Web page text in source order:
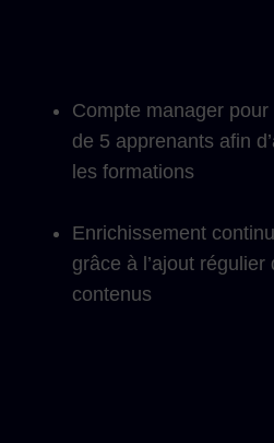
Compte manager
de 5 apprenants afin
les formations
Enrichissement
grâce à l’ajout
contenus